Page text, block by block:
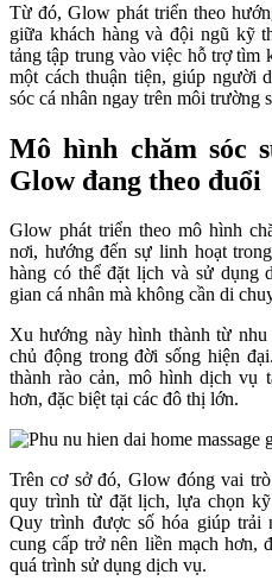
Từ đó, Glow phát triển theo
giữa khách hàng và đội ngũ kỹ
tảng tập trung vào việc hỗ trợ tìm
một cách thuận tiện, giúp người
sóc cá nhân ngay trên môi trường
Mô hình chăm sóc
Glow đang theo đuổi
Glow phát triển theo mô hình
nơi, hướng đến sự linh hoạt
hàng có thể đặt lịch và sử dụng
gian cá nhân mà không cần di
Xu hướng này hình thành từ
chủ động trong đời sống hiện
thành rào cản, mô hình dịch vụ
hơn, đặc biệt tại các đô thị lớn.
Trên cơ sở đó, Glow đóng vai
quy trình từ đặt lịch, lựa chọn
Quy trình được số hóa giúp trải
cung cấp trở nên liền mạch hơn,
quá trình sử dụng dịch vụ.